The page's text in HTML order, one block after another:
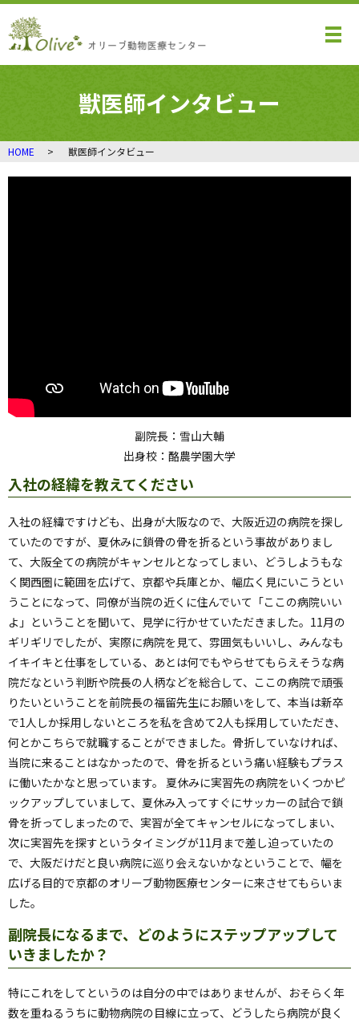
メ
獣医師インタビュー
HOME 獣医師インタビュー
副院長：雪山大輔
出身校：酪農学園大学
入社の経緯を教えてください
入社の経緯ですけども、出身が大阪なので、大阪近辺の病院を探し
ていたのですが、夏休みに鎖骨の骨を折るという事故がありまし
て、大阪全ての病院がキャンセルとなってしまい、どうしようもな
く関西圏に範囲を広げて、京都や兵庫とか、幅広く見にいこうとい
うことになって、同僚が当院の近くに住んでいて「ここの病院いい
よ」ということを聞いて、見学に行かせていただきました。11月の
ギリギリでしたが、実際に病院を見て、雰囲気もいいし、みんなも
イキイキと仕事をしている、あとは何でもやらせてもらえそうな病
院だなという判断や院長の人柄などを総合して、ここの病院で頑張
りたいということを前院長の福留先生にお願いをして、本当は新卒
で1人しか採用しないところを私を含めて2人も採用していただき、
何とかこちらで就職することができました。骨折していなければ、
当院に来ることはなかったので、骨を折るという痛い経験もプラス
に働いたかなと思っています。 夏休みに実習先の病院をいくつかピ
ックアップしていまして、夏休み入ってすぐにサッカーの試合で鎖
骨を折ってしまったので、実習が全てキャンセルになってしまい、
次に実習先を探すというタイミングが11月まで差し迫っていたの
で、大阪だけだと良い病院に巡り会えないかなということで、幅を
広げる目的で京都のオリーブ動物医療センターに来させてもらいま
した。
副院長になるまで、どのようにステップアップして
いきましたか？
特にこれをしてというのは自分の中ではありませんが、おそらく年
数を重ねるうちに動物病院の目線に立って、どうしたら病院が良く